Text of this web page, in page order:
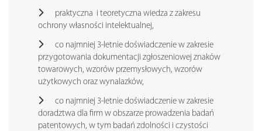
praktyczna i teoretyczna wiedza z zakresu
ochrony własności intelektualnej,
co najmniej 3-letnie doświadczenie w zakresie
przygotowania dokumentacji zgłoszeniowej znaków
towarowych, wzorów przemysłowych, wzorów
użytkowych oraz wynalazków,
co najmniej 3-letnie doświadczenie w zakresie
doradztwa dla firm w obszarze prowadzenia badań
patentowych, w tym badań zdolności i czystości